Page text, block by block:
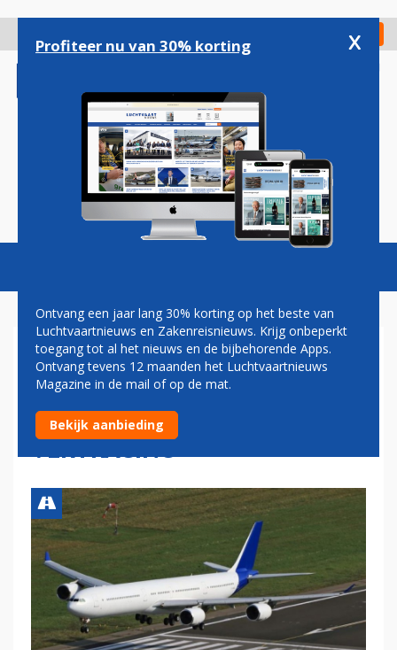
gaan
Check in
Magazine Podcasts Vacatures
AIRBUS A340-600 SLM NA
RUIM EEN WEEK WEER IN
GEBRUIK, WEL WEER MET
VERTRAGING
Profiteer nu van 30% korting x
Ontvang een jaar lang 30% korting op het beste van
Luchtvaartnieuws en Zakenreisnieuws. Krijg onbeperkt
toegang tot al het nieuws en de bijbehorende Apps.
Ontvang tevens 12 maanden het Luchtvaartnieuws
Magazine in de mail of op de mat.
Bekijk aanbieding